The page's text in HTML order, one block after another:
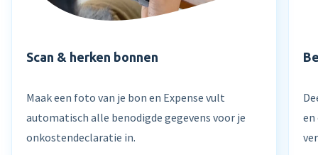
Scan & herken bonnen
Maak een foto van je bon en Expense vult
automatisch alle benodigde gegevens voor je
onkostendeclaratie in.
en